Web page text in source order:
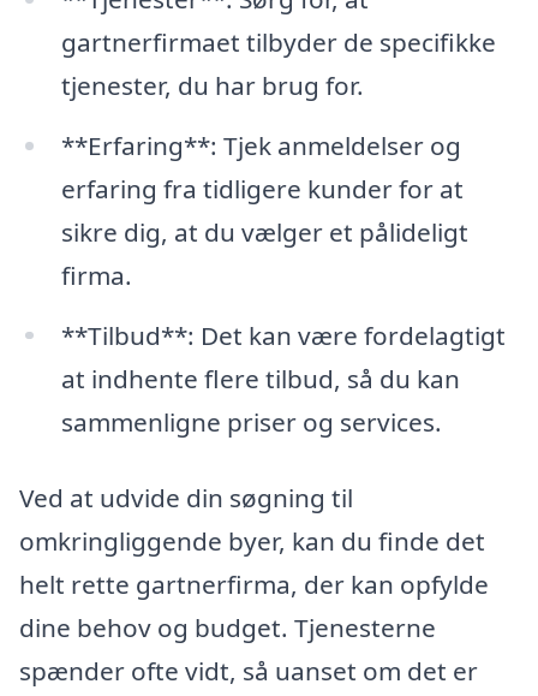
gartnerfirmaet tilbyder de specifikke
tjenester, du har brug for.
**Erfaring**: Tjek anmeldelser og
erfaring fra tidligere kunder for at
sikre dig, at du vælger et pålideligt
firma.
**Tilbud**: Det kan være fordelagtigt
at indhente flere tilbud, så du kan
sammenligne priser og services.
Ved at udvide din søgning til
omkringliggende byer, kan du finde det
helt rette gartnerfirma, der kan opfylde
dine behov og budget. Tjenesterne
spænder ofte vidt, så uanset om det er